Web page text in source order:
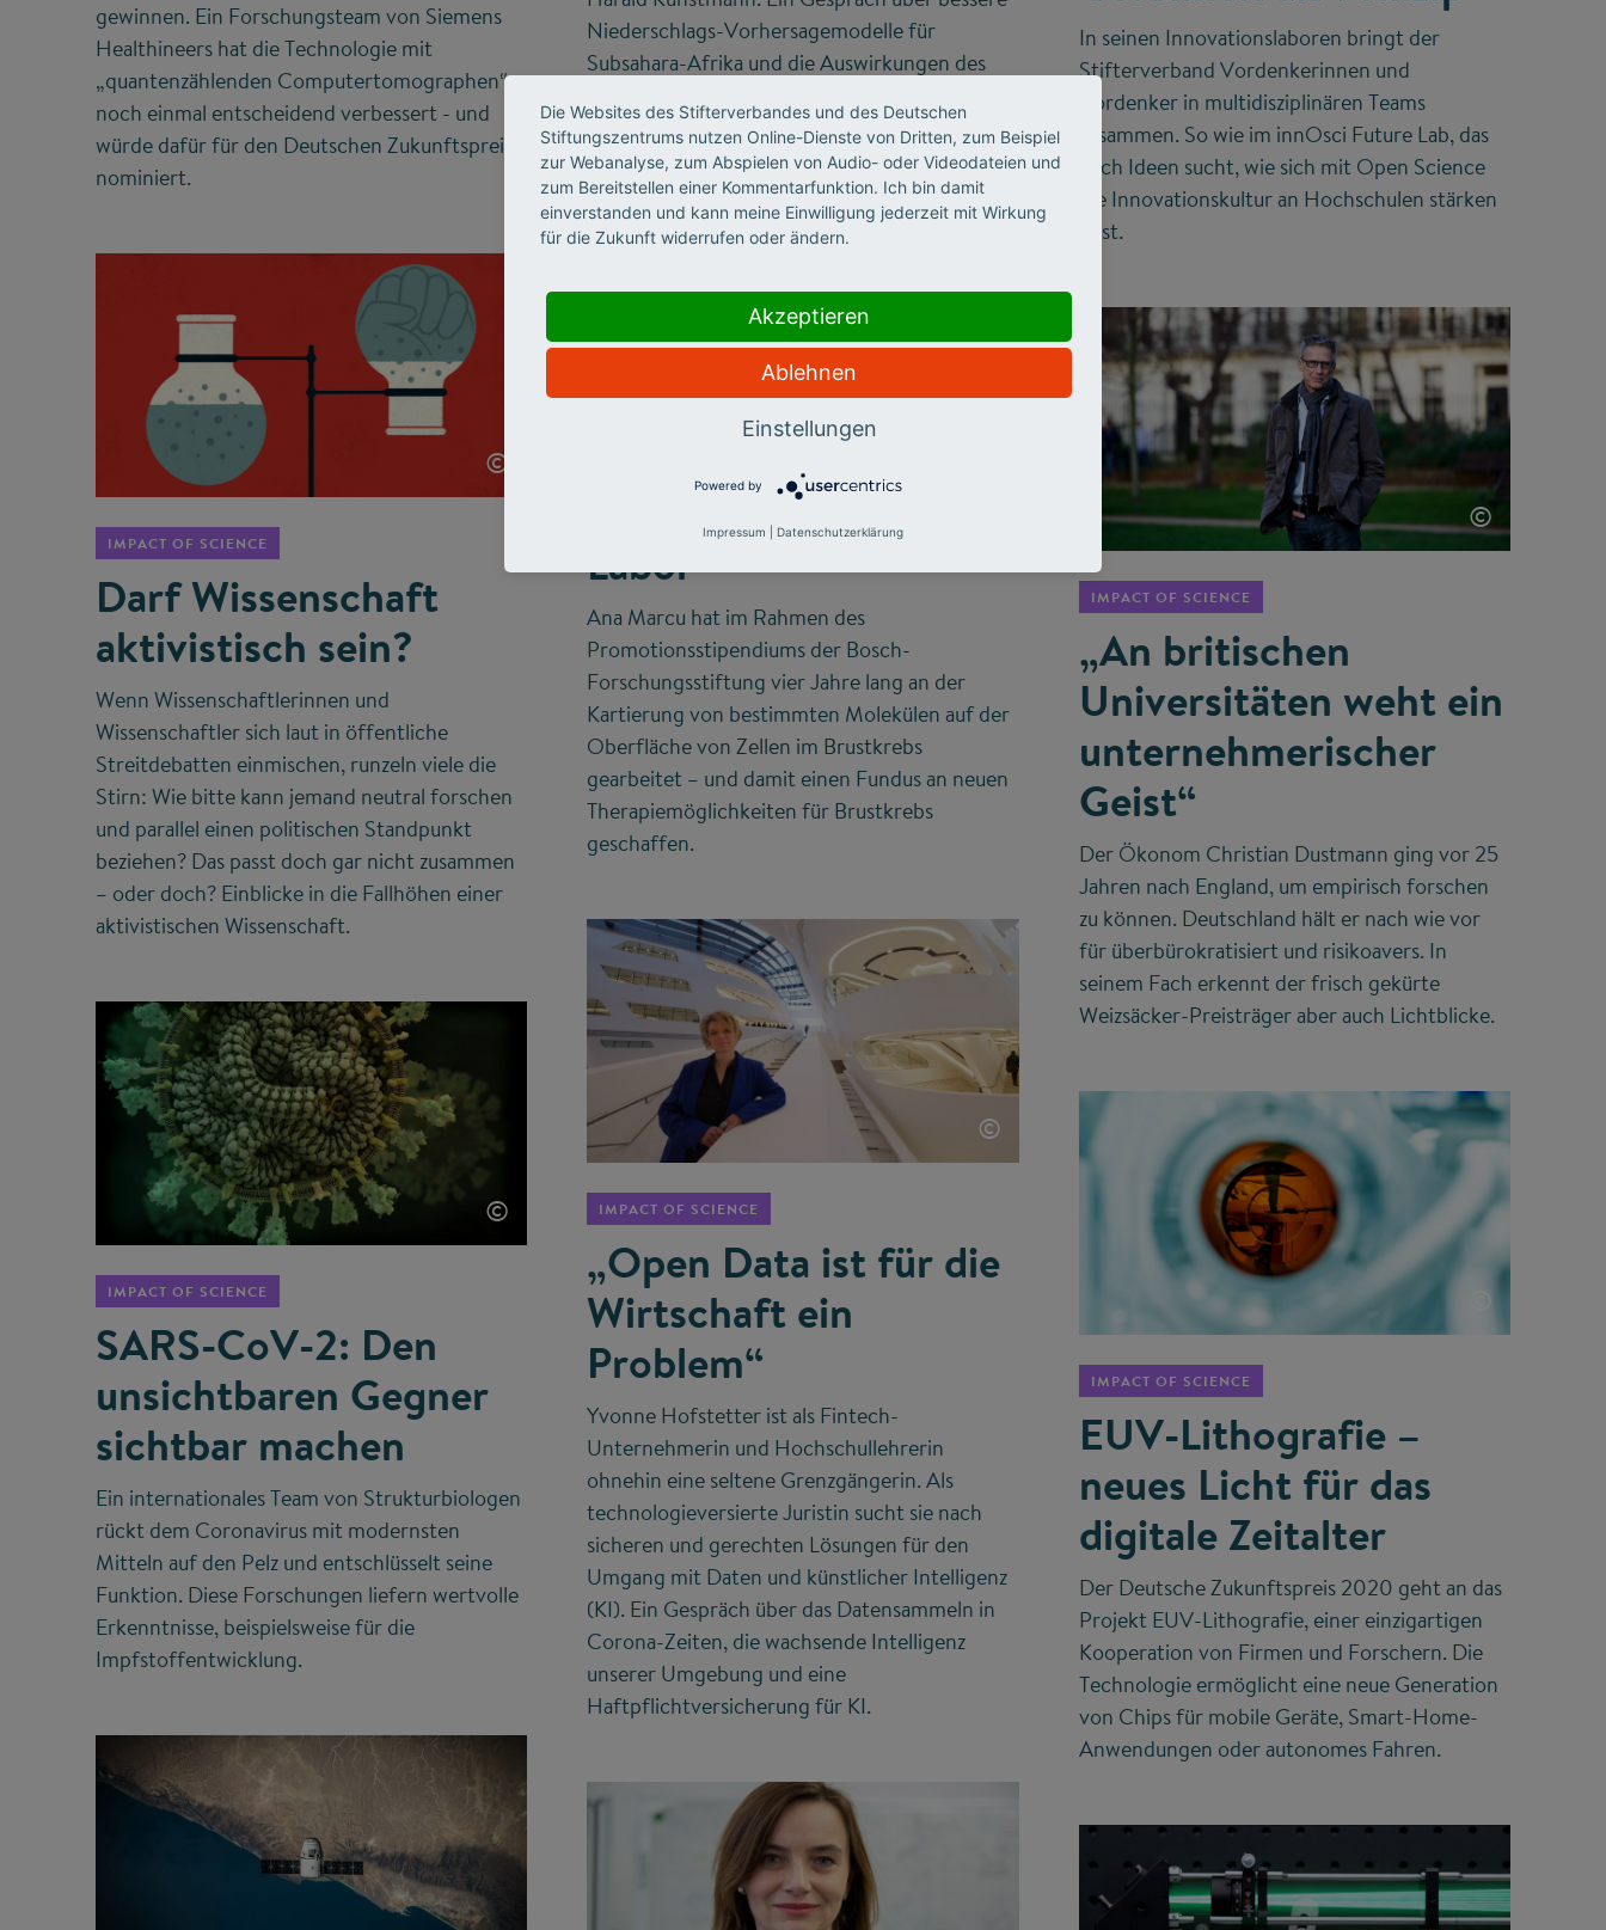
gewinnen. Ein Forschungsteam von Siemens
Healthineers hat die Technologie mit
„quantenzählenden Computertomographen“
noch einmal entscheidend verbessert - und
würde dafür für den Deutschen Zukunftspreis
nominiert.
Niederschlags-Vorhersagemodelle für
Subsahara-Afrika und die Auswirkungen des
In seinen Innovationslaboren bringt der
Stifterverband Vordenkerinnen und
Vordenker in multidisziplinären Teams
zusammen. So wie im innOsci Future Lab, das
nach Ideen sucht, wie sich mit Open Science
die Innovationskultur an Hochschulen stärken
lässt.
©
IMPACT OF SCIENCE
Darf Wissenschaft
aktivistisch sein?
Wenn Wissenschaftlerinnen und
Wissenschaftler sich laut in öffentliche
Streitdebatten einmischen, runzeln viele die
Stirn: Wie bitte kann jemand neutral forschen
und parallel einen politischen Standpunkt
beziehen? Das passt doch gar nicht zusammen
– oder doch? Einblicke in die Fallhöhen einer
aktivistischen Wissenschaft.
Detektivarbeit im
Labor
Ana Marcu hat im Rahmen des
Promotionsstipendiums der Bosch-
Forschungsstiftung vier Jahre lang an der
Kartierung von bestimmten Molekülen auf der
Oberfläche von Zellen im Brustkrebs
gearbeitet – und damit einen Fundus an neuen
Therapiemöglichkeiten für Brustkrebs
geschaffen.
©
IMPACT OF SCIENCE
„An britischen
Universitäten weht ein
unternehmerischer
Geist“
Der Ökonom Christian Dustmann ging vor 25
Jahren nach England, um empirisch forschen
zu können. Deutschland hält er nach wie vor
für überbürokratisiert und risikoavers. In
seinem Fach erkennt der frisch gekürte
Weizsäcker-Preisträger aber auch Lichtblicke.
©
IMPACT OF SCIENCE
SARS-CoV-2: Den
unsichtbaren Gegner
sichtbar machen
Ein internationales Team von Strukturbiologen
rückt dem Coronavirus mit modernsten
Mitteln auf den Pelz und entschlüsselt seine
Funktion. Diese Forschungen liefern wertvolle
Erkenntnisse, beispielsweise für die
Impfstoffentwicklung.
©
IMPACT OF SCIENCE
„Open Data ist für die
Wirtschaft ein
Problem“
Yvonne Hofstetter ist als Fintech-
Unternehmerin und Hochschullehrerin
ohnehin eine seltene Grenzgängerin. Als
technologieversierte Juristin sucht sie nach
sicheren und gerechten Lösungen für den
Umgang mit Daten und künstlicher Intelligenz
(KI). Ein Gespräch über das Datensammeln in
Corona-Zeiten, die wachsende Intelligenz
unserer Umgebung und eine
Haftpflichtversicherung für KI.
©
IMPACT OF SCIENCE
EUV-Lithografie –
neues Licht für das
digitale Zeitalter
Der Deutsche Zukunftspreis 2020 geht an das
Projekt EUV-Lithografie, einer einzigartigen
Kooperation von Firmen und Forschern. Die
Technologie ermöglicht eine neue Generation
von Chips für mobile Geräte, Smart-Home-
Anwendungen oder autonomes Fahren.
Die Websites des Stifterverbandes und des Deutschen
Stiftungszentrums nutzen Online-Dienste von Dritten, zum Beispiel
zur Webanalyse, zum Abspielen von Audio- oder Videodateien und
zum Bereitstellen einer Kommentarfunktion. Ich bin damit
einverstanden und kann meine Einwilligung jederzeit mit Wirkung
für die Zukunft widerrufen oder ändern.
Akzeptieren
Ablehnen
Einstellungen
Powered by
Impressum Datenschutzerklärung